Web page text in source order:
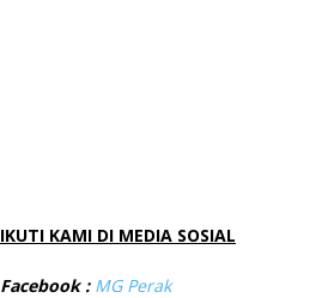
IKUTI KAMI DI MEDIA SOSIAL
Facebook : MG Perak